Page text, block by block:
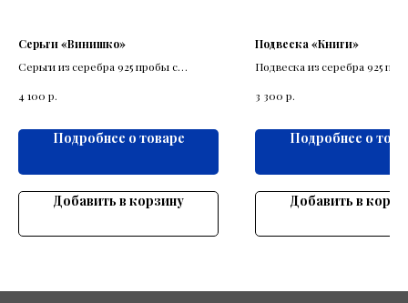
Серьги «Винишко»
Серьги из серебра 925 пробы с
вином.
4 100 р.
Подробнее о товаре
Добавить в корзину
Подвеска «Книги»
Подвеска из серебра 925
3 300 р.
Подробнее о
Добавить в